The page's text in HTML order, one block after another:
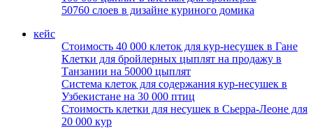
50760 слоев в дизайне куриного домика
кейс
Стоимость 40 000 клеток для кур-несушек в Гане
Клетки для бройлерных цыплят на продажу в
Танзании на 50000 цыплят
Система клеток для содержания кур-несушек в
Узбекистане на 30 000 птиц
Стоимость клетки для несушек в Сьерра-Леоне для
20 000 кур